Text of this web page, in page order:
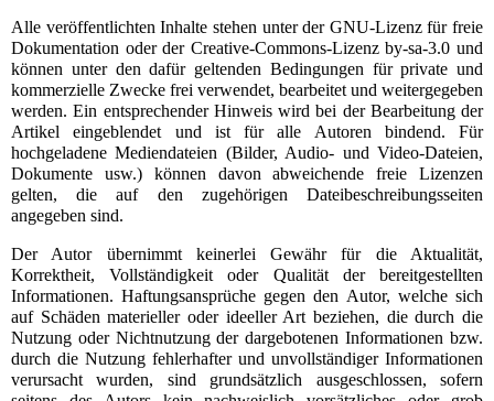
Alle veröffentlichten Inhalte stehen unter der GNU-Lizenz für freie
Dokumentation oder der Creative-Commons-Lizenz by-sa-3.0 und
können unter den dafür geltenden Bedingungen für private und
kommerzielle Zwecke frei verwendet, bearbeitet und weitergegeben
werden. Ein entsprechender Hinweis wird bei der Bearbeitung der
Artikel eingeblendet und ist für alle Autoren bindend. Für
hochgeladene Mediendateien (Bilder, Audio- und Video-Dateien,
Dokumente usw.) können davon abweichende freie Lizenzen
gelten, die auf den zugehörigen Dateibeschreibungsseiten
angegeben sind.
Der Autor übernimmt keinerlei Gewähr für die Aktualität,
Korrektheit, Vollständigkeit oder Qualität der bereitgestellten
Informationen. Haftungsansprüche gegen den Autor, welche sich
auf Schäden materieller oder ideeller Art beziehen, die durch die
Nutzung oder Nichtnutzung der dargebotenen Informationen bzw.
durch die Nutzung fehlerhafter und unvollständiger Informationen
verursacht wurden, sind grundsätzlich ausgeschlossen, sofern